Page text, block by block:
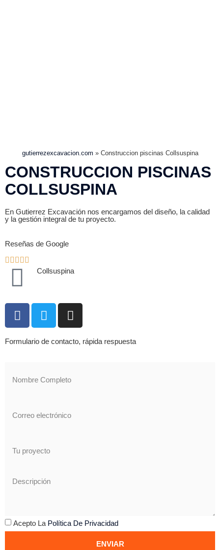
gutierrezexcavacion.com » Construccion piscinas Collsuspina
CONSTRUCCION PISCINAS
COLLSUSPINA
En Gutierrez Excavación nos encargamos del diseño, la calidad
y la gestión integral de tu proyecto.
Reseñas de Google
Collsuspina
Formulario de contacto, rápida respuesta
Acepto La Política De Privacidad
ENVIAR